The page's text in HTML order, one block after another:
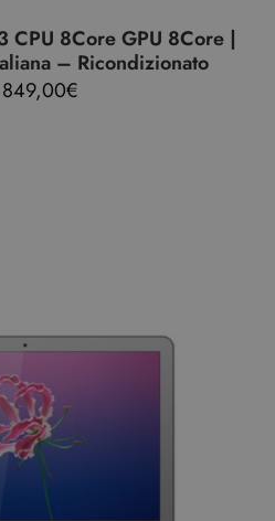
CPU 8Core GPU 8Core |
– Ricondizionato
849,00€